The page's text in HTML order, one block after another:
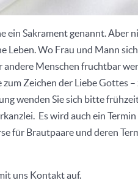
ein Sakrament genannt. Aber
Leben. Wo Frau und Mann
Menschen fruchtbar
Zeichen der Liebe Gottes –
wenden Sie sich bitte
Es wird auch ein
für Brautpaare und deren
uns Kontakt auf.